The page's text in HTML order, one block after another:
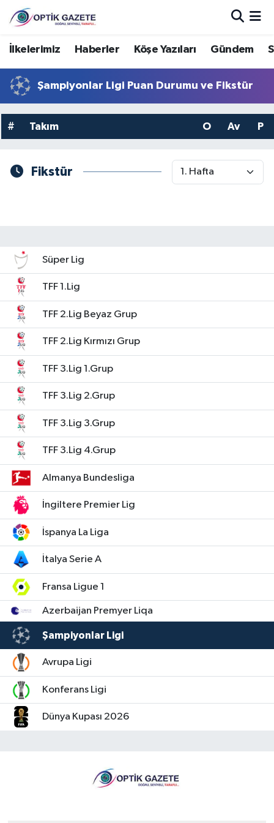
İlkelerimiz Haberler Köşe Yazıları Gündem
Şampiyonlar Ligi Puan Durumu ve Fikstür
# Takım O Av P
Fikstür
Süper Lig
TFF 1.Lig
TFF 2.Lig Beyaz Grup
TFF 2.Lig Kırmızı Grup
TFF 3.Lig 1.Grup
TFF 3.Lig 2.Grup
TFF 3.Lig 3.Grup
TFF 3.Lig 4.Grup
Almanya Bundesliga
İngiltere Premier Lig
İspanya La Liga
İtalya Serie A
Fransa Ligue 1
Azerbaijan Premyer Liqa
Şampiyonlar Ligi
Avrupa Ligi
Konferans Ligi
Dünya Kupası 2026
Nöbetçi Eczaneler
Trafik Durumu
Süper Lig Puan Durumu ve Fikstür
Haber Arşivi